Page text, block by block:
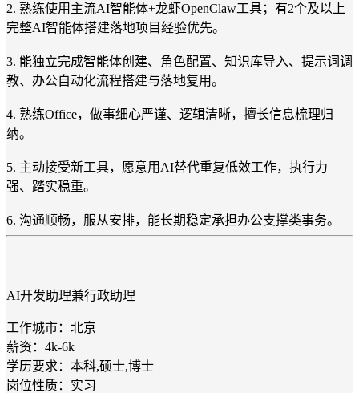
2. 熟练使用主流AI智能体+龙虾OpenClaw工具；有2个及以上
完整AI智能体搭建落地项目经验优先。
3. 能独立完成智能体创建、角色配置、知识库导入、提示词调
教、办公自动化流程搭建与落地复用。
4. 熟练Office，做事细心严谨、逻辑清晰，擅长信息梳理归
纳。
5. 主动接受新工具，愿意用AI替代重复低效工作，执行力
强、踏实稳重。
6. 沟通顺畅，服从安排，能长期稳定承担办公支撑类事务。
AI开发助理兼行政助理
工作城市：北京
薪资：4k-6k
学历要求：本科,硕士,博士
岗位性质：实习